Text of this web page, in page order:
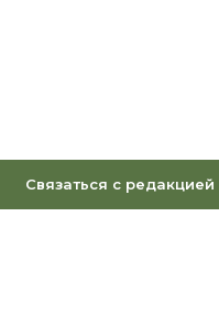
Связаться с редакцией